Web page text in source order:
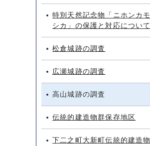
特別天然記念物「ニホンカモ
シカ」の保護と対応について
松倉城跡の調査
広瀬城跡の調査
高山城跡の調査
伝統的建造物群保存地区
下二之町大新町伝統的建造物